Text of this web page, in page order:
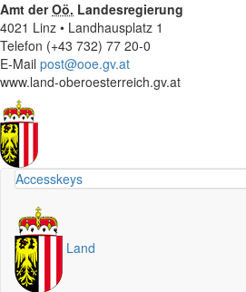
Amt derOö. Landesregierung
4021 Linz • Landhausplatz 1
Telefon (+43 732) 77 20-0
E-Mail post@ooe.gv.at
www.land-oberoesterreich.gv.at
Accesskeys
Land